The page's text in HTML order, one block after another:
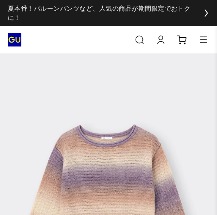
夏本番！バルーンパンツなど、人気の商品が期間限定でおトク
に！